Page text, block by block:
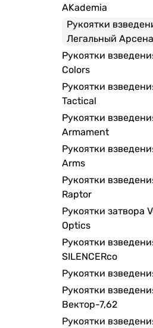
AKademia
Рукоятки
Легальный
Рукоятки
Colors
Рукоятки
Tactical
Рукоятки
Armament
Рукоятки
Arms
Рукоятки
Raptor
Рукоятки затвора
Optics
Рукоятки
SILENCERco
Рукоятки
Рукоятки
Вектор-7,62
Рукоятки